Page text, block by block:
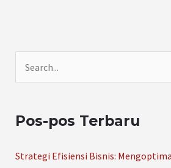
iPos-pos Terbaru
Strategi Efisiensi Bisnis: